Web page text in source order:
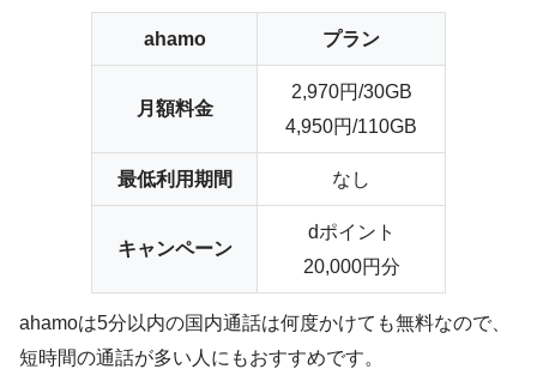
ahamo プラン
月額料金
2,970円/30GB
4,950円/110GB
最低利用期間 なし
キャンペーン
dポイント
20,000円分
ahamoは5分以内の国内通話は何度かけても無料なので、
短時間の通話が多い人にもおすすめです。